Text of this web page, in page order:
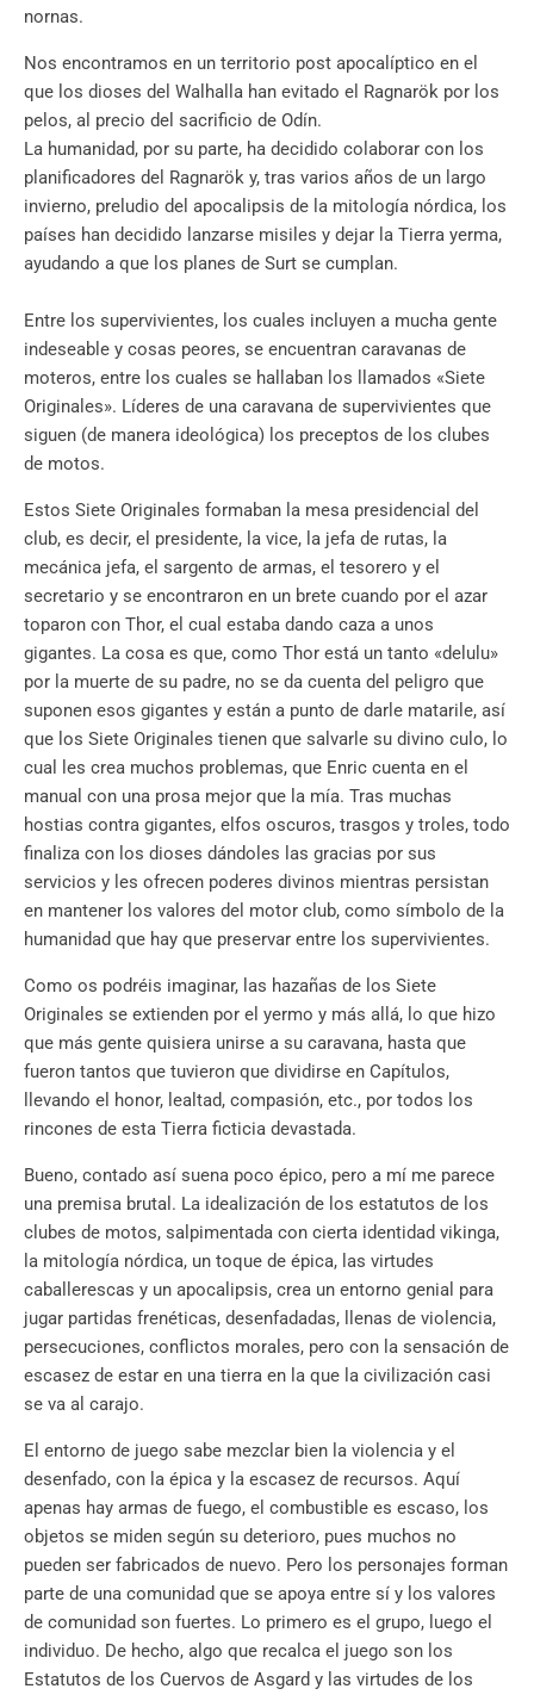
nornas.
Nos encontramos en un territorio post apocalíptico en el
que los dioses del Walhalla han evitado el Ragnarök por los
pelos, al precio del sacrificio de Odín.
La humanidad, por su parte, ha decidido colaborar con los
planificadores del Ragnarök y, tras varios años de un largo
invierno, preludio del apocalipsis de la mitología nórdica, los
países han decidido lanzarse misiles y dejar la Tierra yerma,
ayudando a que los planes de Surt se cumplan.
Entre los supervivientes, los cuales incluyen a mucha gente
indeseable y cosas peores, se encuentran caravanas de
moteros, entre los cuales se hallaban los llamados «Siete
Originales». Líderes de una caravana de supervivientes que
siguen (de manera ideológica) los preceptos de los clubes
de motos.
Estos Siete Originales formaban la mesa presidencial del
club, es decir, el presidente, la vice, la jefa de rutas, la
mecánica jefa, el sargento de armas, el tesorero y el
secretario y se encontraron en un brete cuando por el azar
toparon con Thor, el cual estaba dando caza a unos
gigantes. La cosa es que, como Thor está un tanto «delulu»
por la muerte de su padre, no se da cuenta del peligro que
suponen esos gigantes y están a punto de darle matarile, así
que los Siete Originales tienen que salvarle su divino culo, lo
cual les crea muchos problemas, que Enric cuenta en el
manual con una prosa mejor que la mía. Tras muchas
hostias contra gigantes, elfos oscuros, trasgos y troles, todo
finaliza con los dioses dándoles las gracias por sus
servicios y les ofrecen poderes divinos mientras persistan
en mantener los valores del motor club, como símbolo de la
humanidad que hay que preservar entre los supervivientes.
Como os podréis imaginar, las hazañas de los Siete
Originales se extienden por el yermo y más allá, lo que hizo
que más gente quisiera unirse a su caravana, hasta que
fueron tantos que tuvieron que dividirse en Capítulos,
llevando el honor, lealtad, compasión, etc., por todos los
rincones de esta Tierra ficticia devastada.
Bueno, contado así suena poco épico, pero a mí me parece
una premisa brutal. La idealización de los estatutos de los
clubes de motos, salpimentada con cierta identidad vikinga,
la mitología nórdica, un toque de épica, las virtudes
caballerescas y un apocalipsis, crea un entorno genial para
jugar partidas frenéticas, desenfadadas, llenas de violencia,
persecuciones, conflictos morales, pero con la sensación de
escasez de estar en una tierra en la que la civilización casi
se va al carajo.
El entorno de juego sabe mezclar bien la violencia y el
desenfado, con la épica y la escasez de recursos. Aquí
apenas hay armas de fuego, el combustible es escaso, los
objetos se miden según su deterioro, pues muchos no
pueden ser fabricados de nuevo. Pero los personajes forman
parte de una comunidad que se apoya entre sí y los valores
de comunidad son fuertes. Lo primero es el grupo, luego el
individuo. De hecho, algo que recalca el juego son los
Estatutos de los Cuervos de Asgard y las virtudes de los